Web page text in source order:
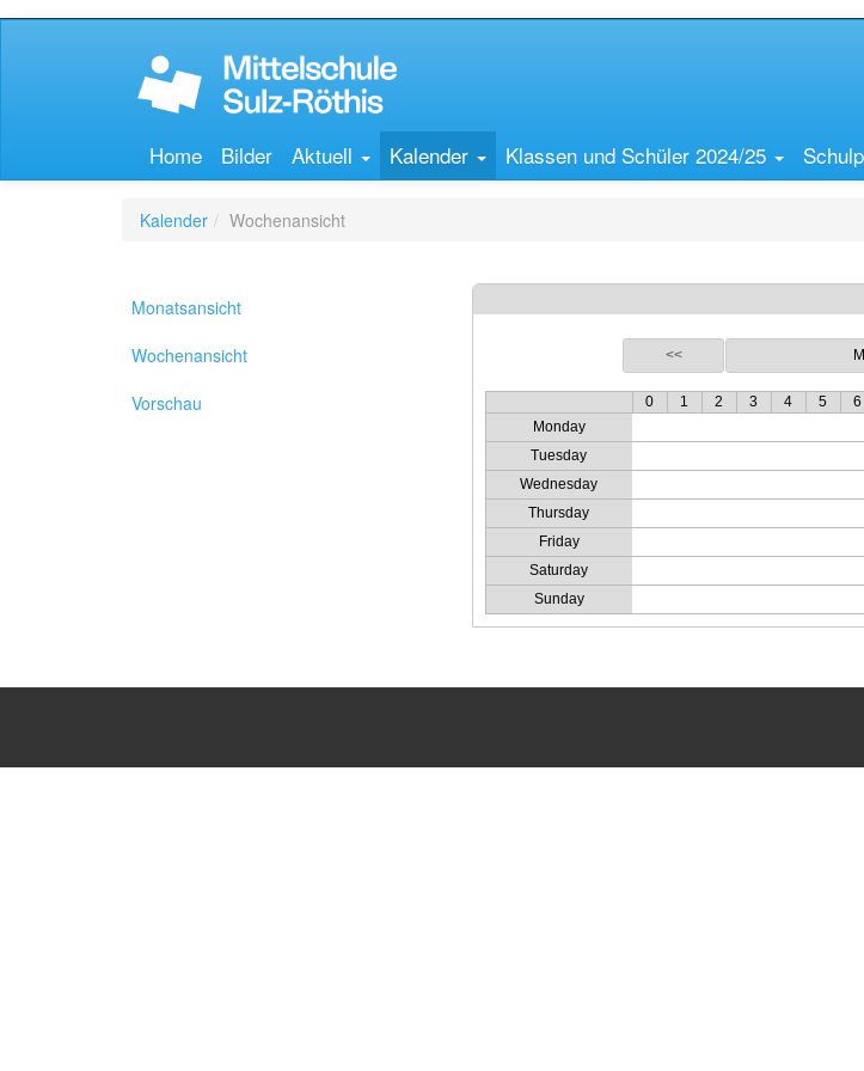
Home Bilder Aktuell Kalender Klassen und Schüler 2024/25
Kalender Wochenansicht
Monatsansicht
Wochenansicht
Vorschau
<<
0 1 2 3 4 5 6
Monday
Tuesday
Wednesday
Thursday
Friday
Saturday
Sunday